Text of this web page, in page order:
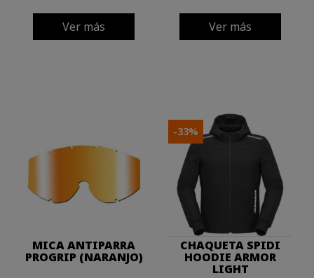
Ver más Ver más
MICA ANTIPARRA
PROGRIP (NARANJO)
CHAQUETA SPIDI
HOODIE ARMOR
LIGHT
-33%